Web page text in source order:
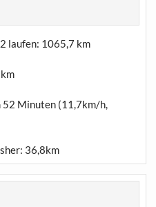
laufen: 1065,7 km
52 Minuten (11,7km/h,
36,8km